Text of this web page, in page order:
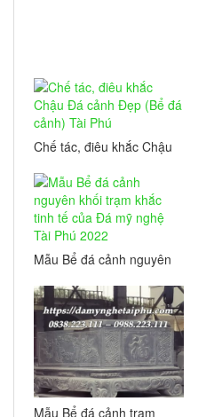
Chế tác, điêu khắc Chậu
cảnh) Tài Phú
Mẫu Bể đá cảnh nguyên
của Đá mỹ nghệ Tài Phú
2022
Mẫu Bể đá cảnh trạm